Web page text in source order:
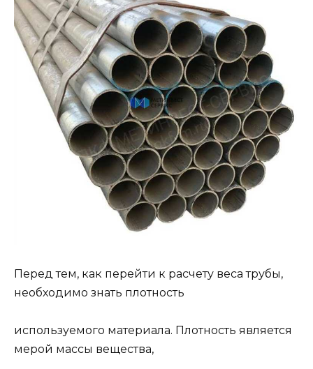
Перед тем, как перейти к расчету веса трубы,
необходимо знать плотность
используемого материала. Плотность является
мерой массы вещества,